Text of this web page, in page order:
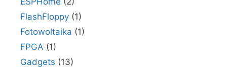
FlashFloppy (1)
Fotowoltaika (1)
FPGA (1)
Gadgets (13)